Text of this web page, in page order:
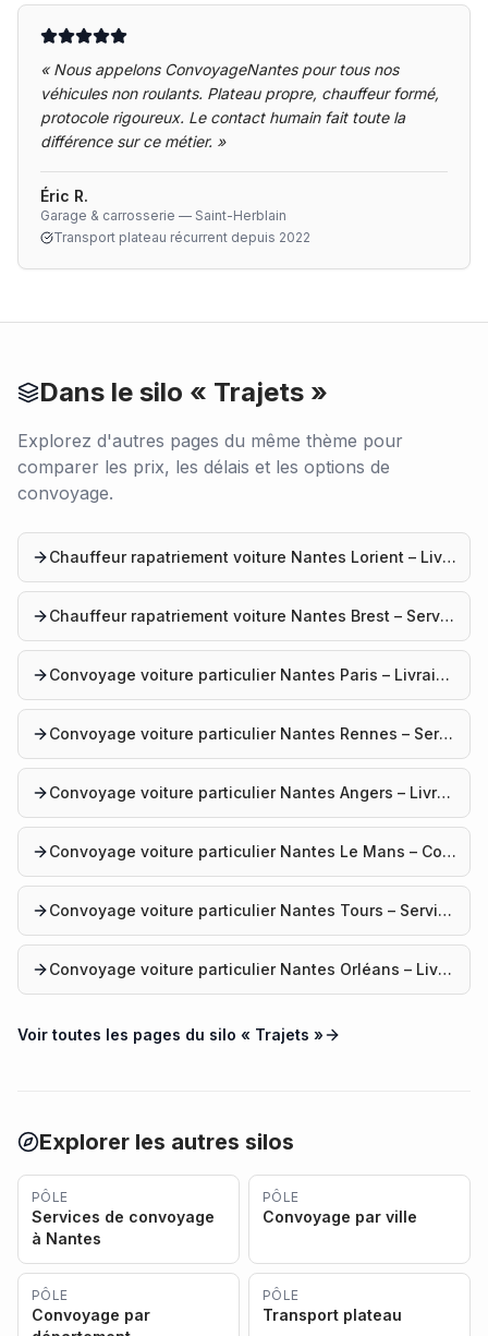
« Nous appelons ConvoyageNantes pour tous nos
véhicules non roulants. Plateau propre, chauffeur formé,
protocole rigoureux. Le contact humain fait toute la
différence sur ce métier. »
Éric R.
Garage & carrosserie — Saint-Herblain
Transport plateau récurrent depuis 2022
Dans le silo « Trajets »
Explorez d'autres pages du même thème pour
comparer les prix, les délais et les options de
convoyage.
Chauffeur rapatriement voiture Nantes Lorient – Livraison voiture
Chauffeur rapatriement voiture Nantes Brest – Service professionnel
Convoyage voiture particulier Nantes Paris – Livraison rapide
Convoyage voiture particulier Nantes Rennes – Service rapide
Convoyage voiture particulier Nantes Angers – Livraison véhicule
Convoyage voiture particulier Nantes Le Mans – Convoyage auto
Convoyage voiture particulier Nantes Tours – Service convoyage
Convoyage voiture particulier Nantes Orléans – Livraison voiture
Voir toutes les pages du silo « Trajets »
Explorer les autres silos
PÔLE
Services de convoyage
à Nantes
PÔLE
Convoyage par ville
PÔLE
Convoyage par
PÔLE
Transport plateau